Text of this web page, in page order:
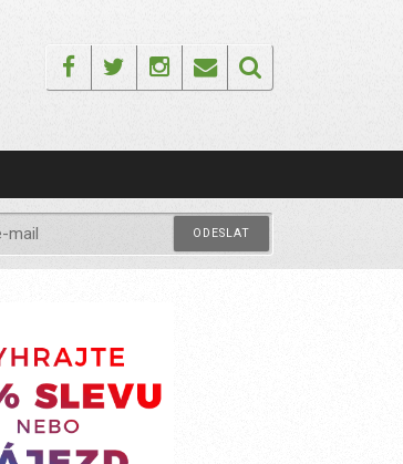
FacebookTwitterInstagram
Email